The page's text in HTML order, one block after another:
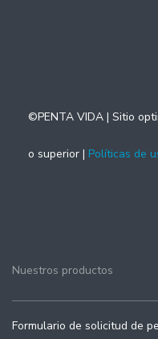
©PENTA VIDA | Sitio
o superior | Políticas de
Nuestros productos
Formulario de solicitud de